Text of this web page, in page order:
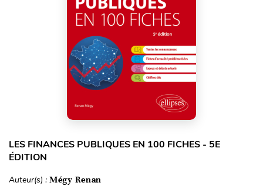
LES FINANCES PUBLIQUES EN 100 FICHES - 5E
ÉDITION
Auteur(s) : Mégy Renan